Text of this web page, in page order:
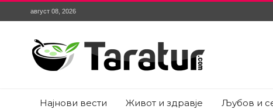
август 08, 2026
Најнови вести Живот и здравје Љубов и